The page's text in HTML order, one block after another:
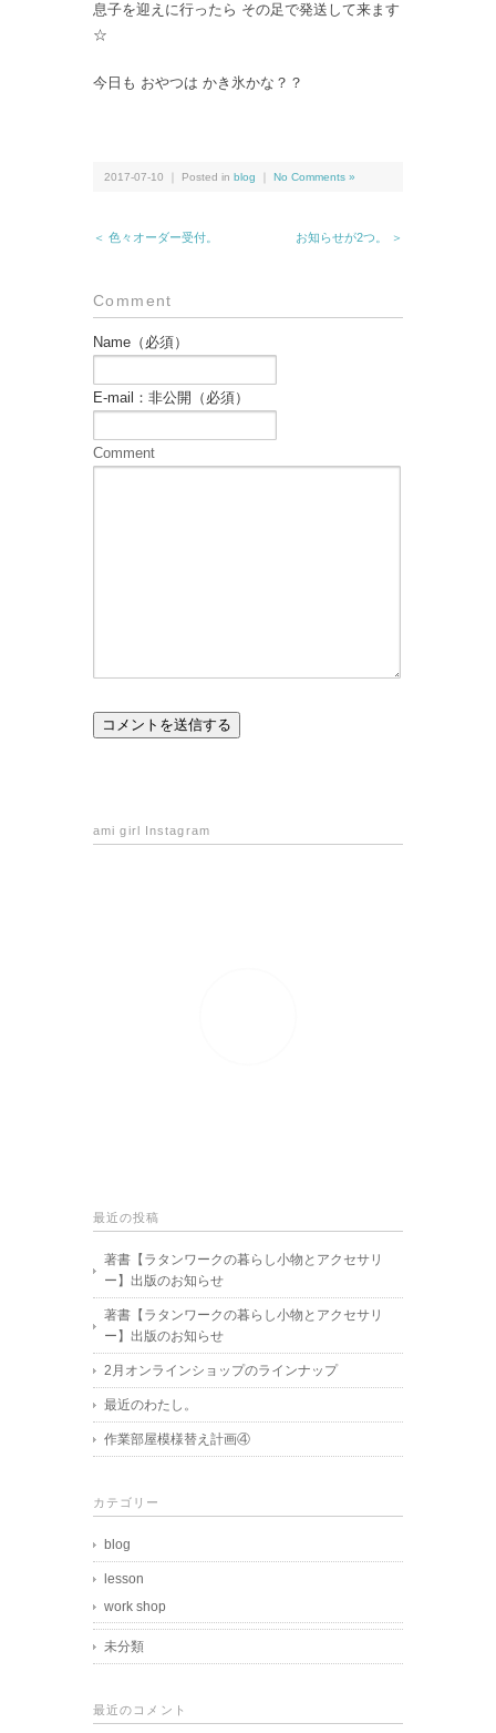
息子を迎えに行ったら その足で発送して来ます
☆
今日も おやつは かき氷かな？？
2017-07-10 ｜ Posted in blog No Comments »
＜ 色々オーダー受付。 お知らせが2つ。 ＞
Comment
Name（必須）
E-mail：非公開（必須）
Comment
ami girl Instagram
最近の投稿
著書【ラタンワークの暮らし小物とアクセサリ
ー】出版のお知らせ
著書【ラタンワークの暮らし小物とアクセサリ
ー】出版のお知らせ
2月オンラインショップのラインナップ
最近のわたし。
作業部屋模様替え計画④
カテゴリー
blog
lesson
work shop
未分類
最近のコメント